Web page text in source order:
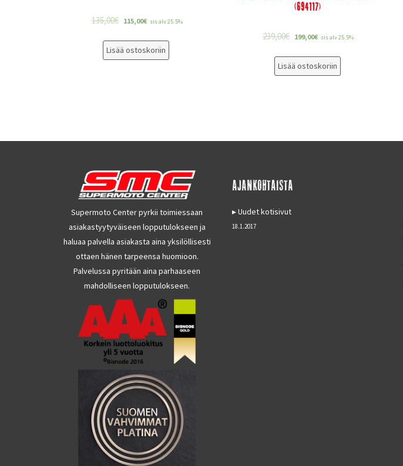
135,00€ 115,00€ sis alv 25.5%
Lisää ostoskoriin
(694117)
239,00€ 199,00€ sis alv 25.5%
Lisää ostoskoriin
Supermoto Center pyrkii toimiessaan
asiakastyytyväiseen lopputulokseen ja
haluaa palvella asiakasta aina yksilöllisesti
ottaen hänen tarpeensa huomioon.
Palvelussa pyritään aina parhaaseen
mahdolliseen lopputulokseen.
AJANKOHTAISTA
Uudet kotisivut
18.1.2017